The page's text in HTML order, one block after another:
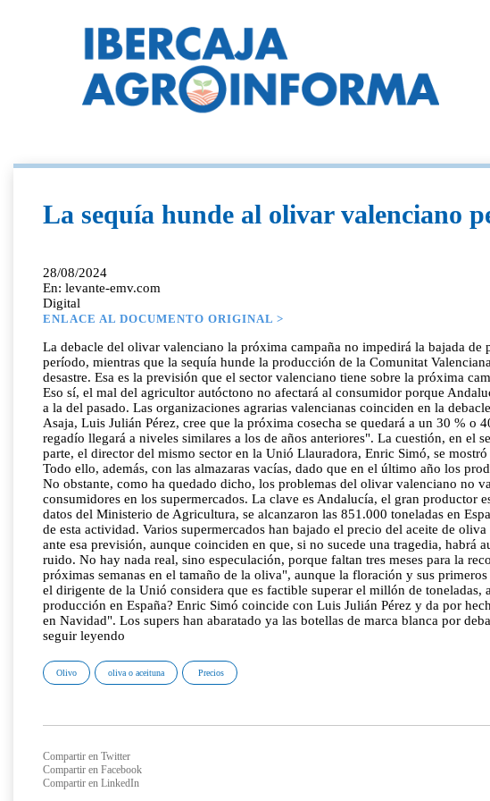
La sequía hunde al olivar valenciano
28/08/2024
En: levante-emv.com
Digital
ENLACE AL DOCUMENTO ORIGINAL >
La debacle del olivar valenciano la próxima campaña no impedirá la bajada de
período, mientras que la sequía hunde la producción de la Comunitat
desastre. Esa es la previsión que el sector valenciano tiene sobre la próxima
Eso sí, el mal del agricultor autóctono no afectará al consumidor porque
a la del pasado. Las organizaciones agrarias valencianas coinciden en la
Asaja, Luis Julián Pérez, cree que la próxima cosecha se quedará a un 30 %
regadío llegará a niveles similares a los de años anteriores". La cuestión, en el
parte, el director del mismo sector en la Unió Llauradora, Enric Simó, se
Todo ello, además, con las almazaras vacías, dado que en el último año los
No obstante, como ha quedado dicho, los problemas del olivar valenciano no
consumidores en los supermercados. La clave es Andalucía, el gran
datos del Ministerio de Agricultura, se alcanzaron las 851.000 toneladas en
de esta actividad. Varios supermercados han bajado el precio del aceite de
ante esa previsión, aunque coinciden en que, si no sucede una tragedia,
ruido. No hay nada real, sino especulación, porque faltan tres meses para la
próximas semanas en el tamaño de la oliva", aunque la floración y sus
el dirigente de la Unió considera que es factible superar el millón de
producción en España? Enric Simó coincide con Luis Julián Pérez y da por
en Navidad". Los supers han abaratado ya las botellas de marca blanca por
seguir leyendo
Olivo oliva o aceituna Precios
Compartir en Twitter
Compartir en Facebook
Compartir en LinkedIn